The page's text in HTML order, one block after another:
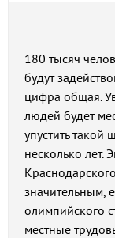
180 тысяч
будут
цифра общая.
людей будет
упустить такой
несколько лет.
значительным,
олимпийского
местные